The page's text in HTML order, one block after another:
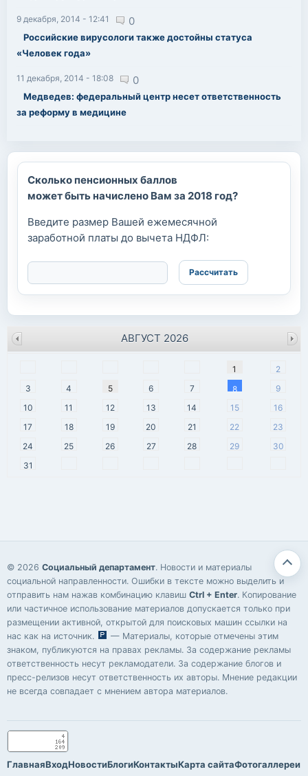
9 декабря, 2014 - 12:41 0
Российские вирусологи также достойны статуса
«Человек года»
11 декабря, 2014 - 18:08 0
Медведев: федеральный центр несет ответственность
за реформу в медицине
Сколько пенсионных баллов
может быть начислено Вам за 2018 год?
Введите размер Вашей ежемесячной
заработной платы до вычета НДФЛ:
1
2
3
4 5 6 7 8
9
10
11 12 13 14 15
16
17
18 19 20 21 22
23
24
25 26 27 28 29
30
31
АВГУСТ 2026
© 2026 Социальный департамент. Новости и материалы
социальной направленности. Ошибки в тексте можно выделить и
отправить нам нажав комбинацию клавиш Ctrl + Enter. Копирование
или частичное использование материалов допускается только при
размещении активной, открытой для поисковых машин ссылки на
нас как на источник.
— Материалы, которые отмечены этим
знаком, публикуются на правах рекламы. За содержание рекламы
ответственность несут рекламодатели. За содержание блогов и
пресс-релизов несут ответственность их авторы. Мнение редакции
не всегда совпадает с мнением автора материалов.
ГлавнаяВходНовостиБлогиКонтактыКарта сайтаФотогаллереи